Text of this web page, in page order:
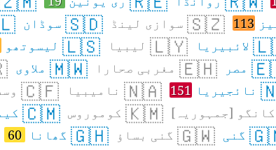
113
🇸🇿 سوازی لینڈ 🇸🇩 سوڈان
لائبیریا 🇱🇾 لیبیا 🇱🇸 لیسوتھو
مصر 🇪🇭 مغربی صحارا 🇲🇼 ملاوی
نائجیریا 151
🇳🇦 نامیبیا 🇨🇫
کانگو [جمہوریہ] 🇰🇲 کوموروس 🇨🇲
گنی 🇬🇼 گنی بساؤ 🇬🇭 گھانا 60